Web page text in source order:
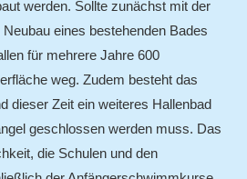
werden. Sollte zunächst mit der
eines bestehenden Bades
für mehrere Jahre 600
weg. Zudem besteht das
dieser Zeit ein weiteres Hallenbad
geschlossen werden muss. Das
die Schulen und den